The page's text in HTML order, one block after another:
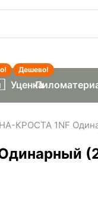
Уценка
Дешево!
КРОСТА 1NF